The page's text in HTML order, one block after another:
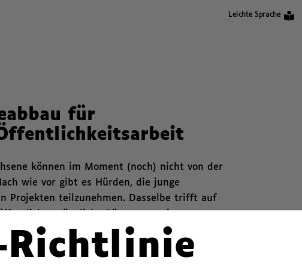
Richtlinie
Leichte Sprache
für
können im Moment (noch) nicht von der
wie vor gibt es Hürden, die junge
Projekten teilzunehmen. Dasselbe trifft auf
zugängliche Räume gemeinsam
jedoch nicht alle Menschen diese kollektiven